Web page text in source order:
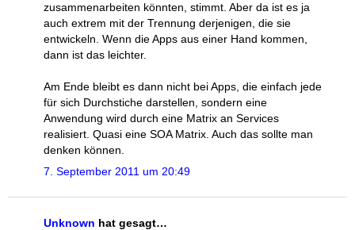
zusammenarbeiten könnten, stimmt. Aber da ist es ja
auch extrem mit der Trennung derjenigen, die sie
entwickeln. Wenn die Apps aus einer Hand kommen,
dann ist das leichter.
Am Ende bleibt es dann nicht bei Apps, die einfach jede
für sich Durchstiche darstellen, sondern eine
Anwendung wird durch eine Matrix an Services
realisiert. Quasi eine SOA Matrix. Auch das sollte man
denken können.
7. September 2011 um 20:49
Unknown hat gesagt…